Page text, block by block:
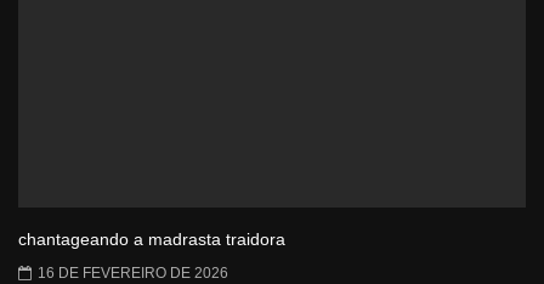
chantageando a madrasta traidora
16 DE FEVEREIRO DE 2026